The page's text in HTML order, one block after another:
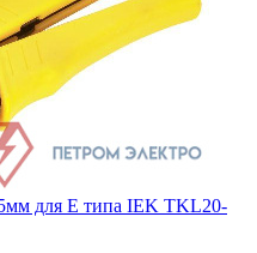
для Е типа IEK TKL20-